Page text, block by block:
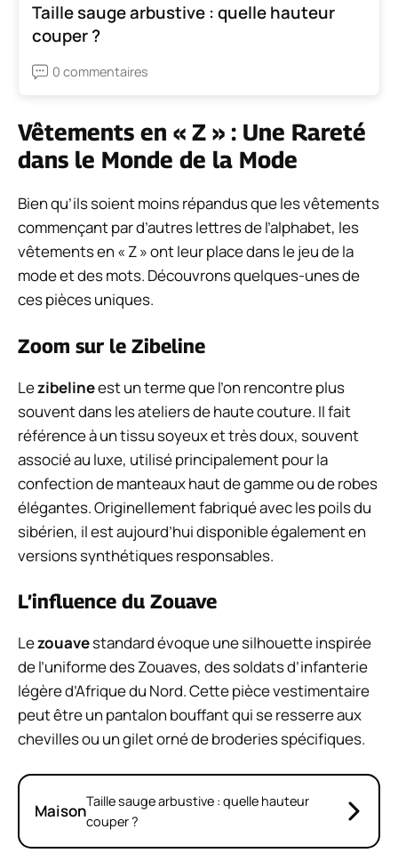
Taille sauge arbustive : quelle hauteur
couper ?
0 commentaires
Vêtements en « Z » : Une Rareté
dans le Monde de la Mode
Bien qu’ils soient moins répandus que les vêtements
commençant par d’autres lettres de l’alphabet, les
vêtements en « Z » ont leur place dans le jeu de la
mode et des mots. Découvrons quelques-unes de
ces pièces uniques.
Zoom sur le Zibeline
Lezibelineest un terme que l’on rencontre plus
souvent dans les ateliers de haute couture. Il fait
référence à un tissu soyeux et très doux, souvent
associé au luxe, utilisé principalement pour la
confection de manteaux haut de gamme ou de robes
élégantes. Originellement fabriqué avec les poils du
sibérien, il est aujourd’hui disponible également en
versions synthétiques responsables.
L’influence du Zouave
Lezouavestandard évoque une silhouette inspirée
de l’uniforme des Zouaves, des soldats d’infanterie
légère d’Afrique du Nord. Cette pièce vestimentaire
peut être un pantalon bouffant qui se resserre aux
chevilles ou un gilet orné de broderies spécifiques.
MaisonTaille sauge arbustive : quelle hauteur
couper ?